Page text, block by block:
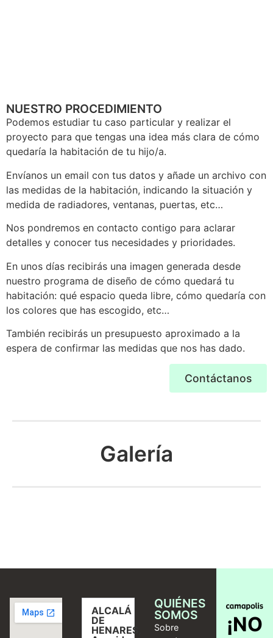
NUESTRO PROCEDIMIENTO
Podemos estudiar tu caso particular y realizar el
proyecto para que tengas una idea más clara de cómo
quedaría la habitación de tu hijo/a.
Envíanos un email con tus datos y añade un archivo con
las medidas de la habitación, indicando la situación y
medida de radiadores, ventanas, puertas, etc…
Nos pondremos en contacto contigo para aclarar
detalles y conocer tus necesidades y prioridades.
En unos días recibirás una imagen generada desde
nuestro programa de diseño de cómo quedará tu
habitación: qué espacio queda libre, cómo quedaría con
los colores que has escogido, etc…
También recibirás un presupuesto aproximado a la
espera de confirmar las medidas que nos has dado.
Contáctanos
Galería
ALCALÁ
DE
HENARES,
QUIÉNES
SOMOS
Sobre
¡NO